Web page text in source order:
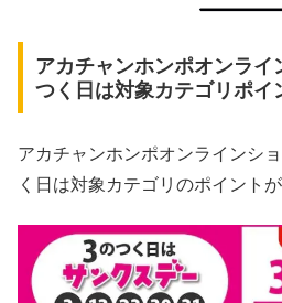
アカチャンホンポオンライ
つく日は対象カテゴリポイ
アカチャンホンポオンラインシ
く日は対象カテゴリのポイント